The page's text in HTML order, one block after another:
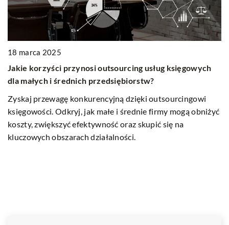
18 marca 2025
Jakie korzyści przynosi outsourcing usług księgowych
dla małych i średnich przedsiębiorstw?
Zyskaj przewagę konkurencyjną dzięki outsourcingowi
księgowości. Odkryj, jak małe i średnie firmy mogą obniżyć
koszty, zwiększyć efektywność oraz skupić się na
kluczowych obszarach działalności.